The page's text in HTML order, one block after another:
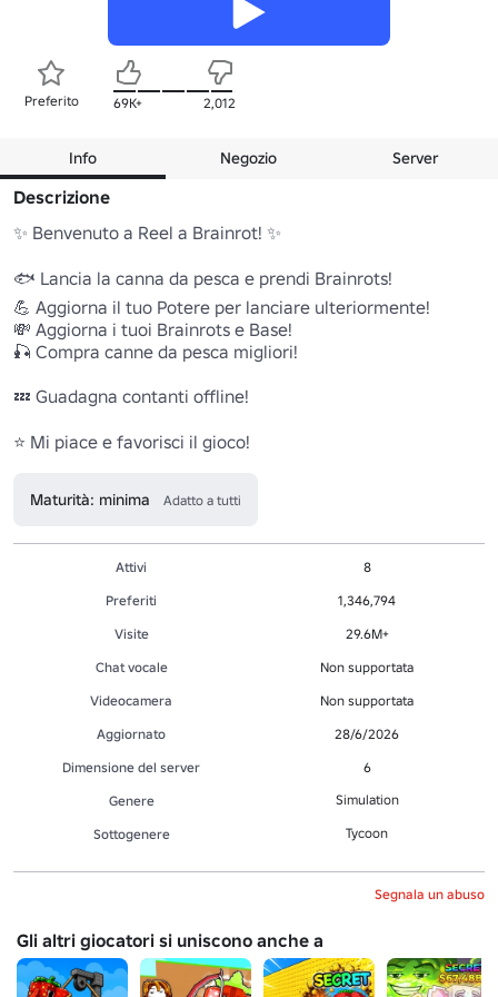
Preferito 69K+ 2,012
Info Negozio Server
Descrizione
✨ Benvenuto a Reel a Brainrot! ✨
🐟 Lancia la canna da pesca e prendi Brainrots!
💪 Aggiorna il tuo Potere per lanciare ulteriormente!
💸 Aggiorna i tuoi Brainrots e Base!
🎣 Compra canne da pesca migliori!
💤 Guadagna contanti offline!
⭐ Mi piace e favorisci il gioco!
Maturità: minima Adatto a tutti
Attivi
8
Preferiti
1,346,794
Visite
29.6M+
Chat vocale
Non supportata
Videocamera
Non supportata
Aggiornato
28/6/2026
Dimensione del server
6
Genere
Simulation
Sottogenere Tycoon
Segnala un abuso
Gli altri giocatori si uniscono anche a